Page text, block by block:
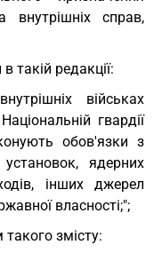
внутрішніх справ,
такій редакції:
військах
гвардії
обов'язки з
ядерних
інших джерел
власності;";
змісту: